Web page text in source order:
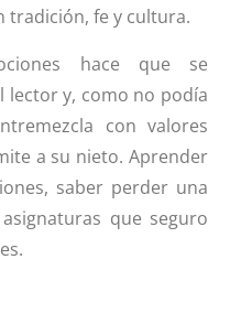
tradición, fe y cultura.
hace que se
lector y, como no podía
con valores
a su nieto. Aprender
saber perder una
que seguro